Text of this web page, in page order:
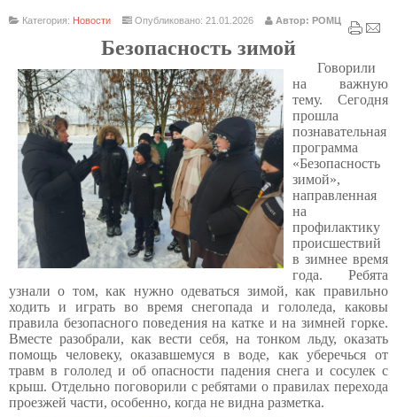
Категория: Новости Опубликовано: 21.01.2026 Автор: РОМЦ
Безопасность зимой
Говорили
на важную
тему. Сегодня
прошла
познавательная
программа
«Безопасность
зимой»,
направленная
на
профилактику
происшествий
в зимнее время
года. Ребята
узнали о том, как нужно одеваться зимой, как правильно
ходить и играть во время снегопада и гололеда, каковы
правила безопасного поведения на катке и на зимней горке.
Вместе разобрали, как вести себя, на тонком льду, оказать
помощь человеку, оказавшемуся в воде, как уберечься от
травм в гололед и об опасностипадения снега и сосулек с
крыш. Отдельно поговорили с ребятами о правилах перехода
проезжей части, особенно, когда не видна разметка.